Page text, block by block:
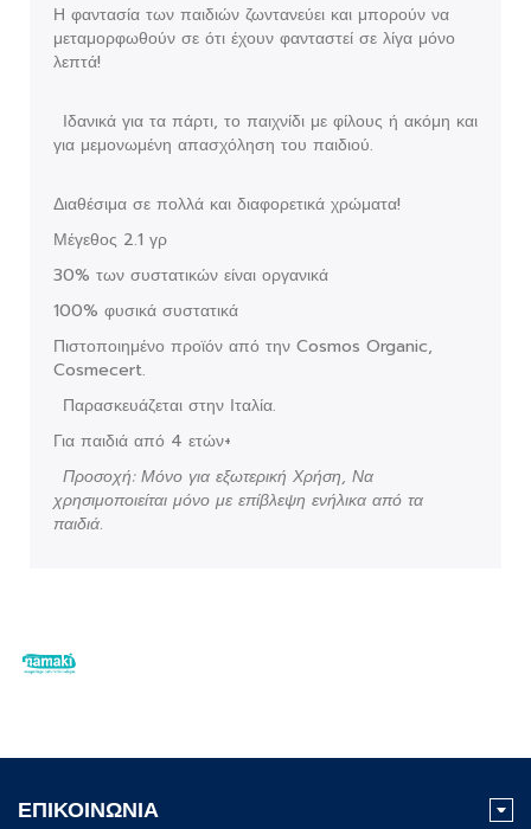
Η φαντασία των παιδιών ζωντανεύει και μπορούν να
μεταμορφωθούν σε ότι έχουν φανταστεί σε λίγα μόνο
λεπτά!
Ιδανικά για τα πάρτι, το παιχνίδι με φίλους ή ακόμη και
για μεμονωμένη απασχόληση του παιδιού.
Διαθέσιμα σε πολλά και διαφορετικά χρώματα!
Μέγεθος 2.1 γρ
30% των συστατικών είναι οργανικά
100% φυσικά συστατικά
Πιστοποιημένο προϊόν από την Cosmos Organic,
Cosmecert.
Παρασκευάζεται στην Ιταλία.
Για παιδιά από 4 ετών+
Προσοχή: Μόνο για εξωτερική Χρήση, Να
χρησιμοποιείται μόνο με επίβλεψη ενήλικα από τα
παιδιά.
ΕΠΙΚΟΙΝΩΝΙΑ